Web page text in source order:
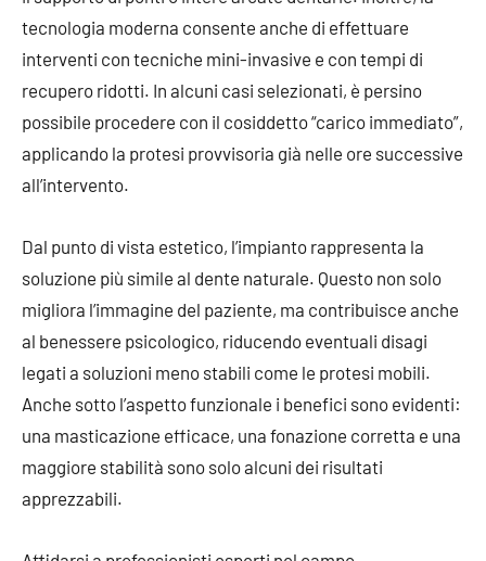
tecnologia moderna consente anche di effettuare
interventi con tecniche mini-invasive e con tempi di
recupero ridotti. In alcuni casi selezionati, è persino
possibile procedere con il cosiddetto “carico immediato”,
applicando la protesi provvisoria già nelle ore successive
all’intervento.
Dal punto di vista estetico, l’impianto rappresenta la
soluzione più simile al dente naturale. Questo non solo
migliora l’immagine del paziente, ma contribuisce anche
al benessere psicologico, riducendo eventuali disagi
legati a soluzioni meno stabili come le protesi mobili.
Anche sotto l’aspetto funzionale i benefici sono evidenti:
una masticazione efficace, una fonazione corretta e una
maggiore stabilità sono solo alcuni dei risultati
apprezzabili.